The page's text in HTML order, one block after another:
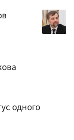
одного